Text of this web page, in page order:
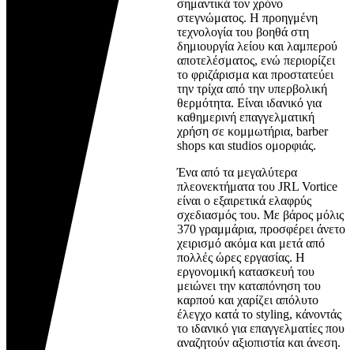
σημαντικά τον χρόνο
στεγνώματος. Η προηγμένη
τεχνολογία του βοηθά στη
δημιουργία λείου και λαμπερού
αποτελέσματος, ενώ περιορίζει
το φριζάρισμα και προστατεύει
την τρίχα από την υπερβολική
θερμότητα. Είναι ιδανικό για
καθημερινή επαγγελματική
χρήση σε κομμωτήρια, barber
shops και studios ομορφιάς.
Ένα από τα μεγαλύτερα
πλεονεκτήματα του JRL Vortice
είναι ο εξαιρετικά ελαφρύς
σχεδιασμός του. Με βάρος μόλις
370 γραμμάρια, προσφέρει άνετο
χειρισμό ακόμα και μετά από
πολλές ώρες εργασίας. Η
εργονομική κατασκευή του
μειώνει την καταπόνηση του
καρπού και χαρίζει απόλυτο
έλεγχο κατά το styling, κάνοντάς
το ιδανικό για επαγγελματίες που
αναζητούν αξιοπιστία και άνεση.